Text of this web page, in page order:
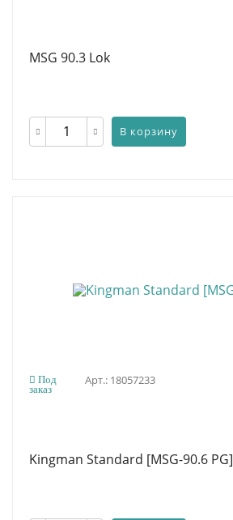
MSG 90.3 Lok
В корзину
Под
заказ
Арт.: 18057233
Kingman Standard [MSG-90.6 PG]